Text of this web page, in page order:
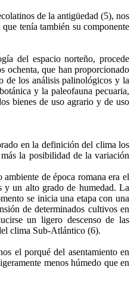
de la antigüedad (5), nos
tenía también su componente
del espacio norteño, procede
ochenta, que han proporcionado
de los análisis palinológicos y la
y la paleofauna pecuaria,
bienes de uso agrario y de uso
en la definición del clima los
la posibilidad de la variación
de época romana era el
y un alto grado de humedad. La
se inicia una etapa con una
de determinados cultivos en
un ligero descenso de las
clima Sub-Atlántico (6).
el porqué del asentamiento en
menos húmedo que en